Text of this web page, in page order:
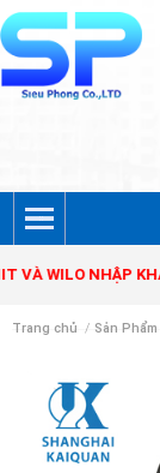
VÀ WILO NHẬP
Trang chủ / Sản Phẩm